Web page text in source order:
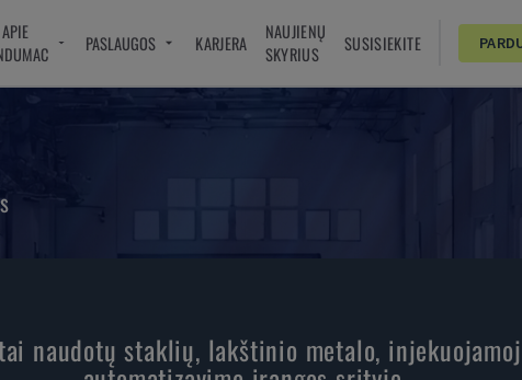
APIE
PASLAUGOS KARJERA
NAUJIENŲ
SKYRIUS
SUSISIEKITE
naudotų staklių, lakštinio metalo,